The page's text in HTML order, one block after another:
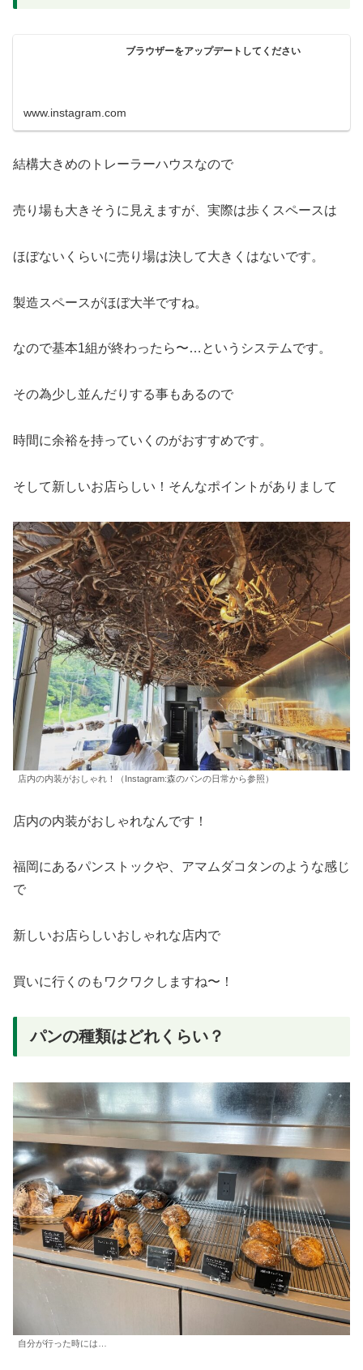
ブラウザーをアップデートしてください
www.instagram.com
結構大きめのトレーラーハウスなので
売り場も大きそうに見えますが、実際は歩くスペースは
ほぼないくらいに売り場は決して大きくはないです。
製造スペースがほぼ大半ですね。
なので基本1組が終わったら〜…というシステムです。
その為少し並んだりする事もあるので
時間に余裕を持っていくのがおすすめです。
そして新しいお店らしい！そんなポイントがありまして
店内の内装がおしゃれ！（Instagram:森のパンの日常から参照）
店内の内装がおしゃれなんです！
福岡にあるパンストックや、アマムダコタンのような感じ
で
新しいお店らしいおしゃれな店内で
買いに行くのもワクワクしますね〜！
パンの種類はどれくらい？
自分が行った時には…